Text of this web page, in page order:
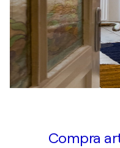
Compra